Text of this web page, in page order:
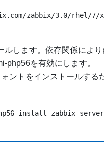
zabbix/3.0/rhel/7/
ルします。依存関係によ
php56を有効にします。
ントをインストールする
install zabbix-